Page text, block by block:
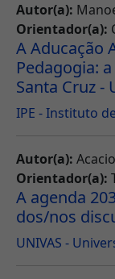
Autor(a):
Orientador(a):
A Aducação
Pedagogia:
Santa Cruz -
IPE - Instituto
Autor(a):
Orientador(a):
A agenda
dos/nos
UNIVAS -